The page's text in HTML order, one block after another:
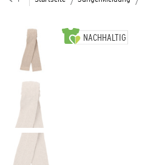
NACHHALTIG